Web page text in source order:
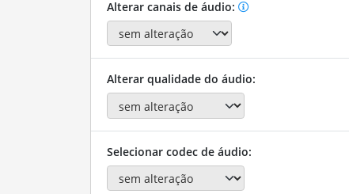
Alterar canais de áudio:
Alterar qualidade do áudio:
Selecionar codec de áudio: